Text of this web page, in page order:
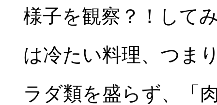
様子を観察？！して
は冷たい料理、つま
ラダ類を盛らず、「